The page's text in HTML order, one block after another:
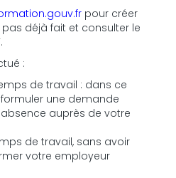
pour créer
déjà fait et consulter le
:
de travail : dans ce
une demande
auprès de votre
de travail, sans avoir
votre employeur